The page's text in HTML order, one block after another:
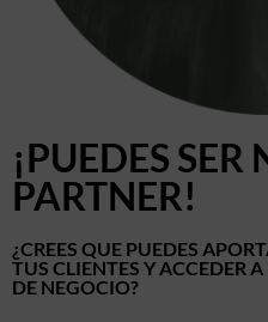
¡PUEDES SER
PARTNER!
¿CREES QUE PUEDES
TUS CLIENTES Y ACCEDER
DE NEGOCIO?